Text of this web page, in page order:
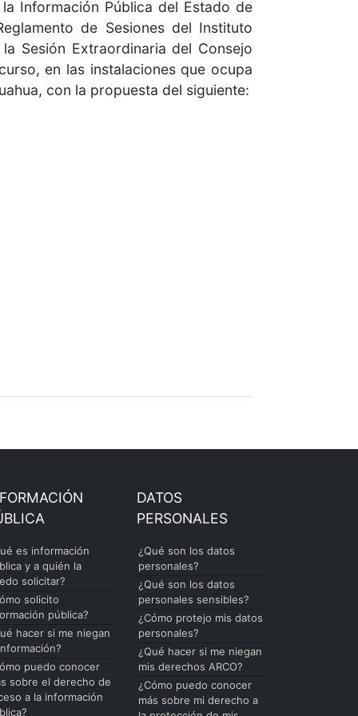
Información Pública del Estado de
de Sesiones del Instituto
Sesión Extraordinaria del Consejo
en las instalaciones que ocupa
con la propuesta del siguiente:
es información
y a quién la
solicitar?
solicito
pública?
hacer si me niegan
puedo conocer
sobre el derecho de
a la información
DATOS
PERSONALES
¿Qué son los datos
personales?
¿Qué son los datos
personales sensibles?
¿Cómo protejo mis datos
personales?
¿Qué hacer si me niegan
mis derechos ARCO?
¿Cómo puedo conocer
más sobre mi derecho a